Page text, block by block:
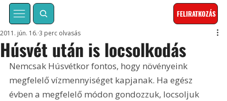
FELIRATKOZÁS
Húsvét után is locsolkodás
2011. jún. 16. 3 perc olvasás
Nemcsak Húsvétkor fontos, hogy növényeink
megfelelő vízmennyiséget kapjanak. Ha egész
évben a megfelelő módon gondozzuk, locsoljuk